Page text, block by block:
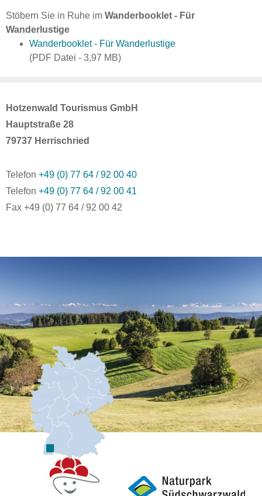
Stöbern Sie in Ruhe im Wanderbooklet - Für
Wanderlustige
Wanderbooklet - Für Wanderlustige
(PDF Datei - 3,97 MB)
Hotzenwald Tourismus GmbH
Hauptstraße 28
79737 Herrischried
Telefon +49 (0) 77 64 / 92 00 40
Telefon +49 (0) 77 64 / 92 00 41
Fax +49 (0) 77 64 / 92 00 42